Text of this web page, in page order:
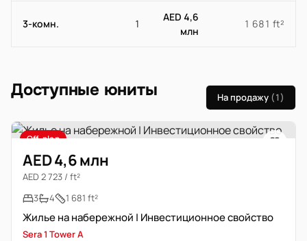
3-комн. 1
AED 4,6
млн
1 681 ft²
Доступные юниты На продажу (1)
Off-plan
AED 4,6 млн
AED 2 723 / ft²
3
4 1 681 ft²
Жилье на набережной | Инвестиционное свойство
Sera 1 Tower A